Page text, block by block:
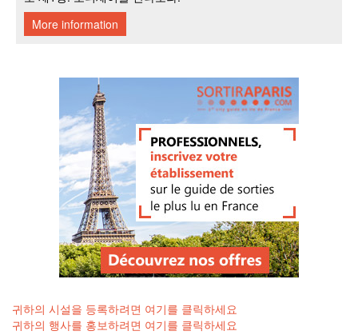
귀하의 시설을 등록하려면 여기를 클릭하세요
귀하의 행사를 홍보하려면 여기를 클릭하세요